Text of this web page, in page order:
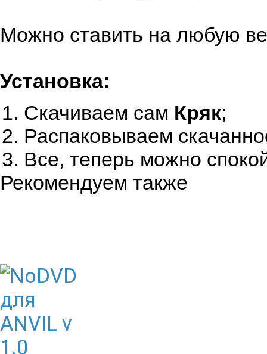
Можно ставить на любую
Установка:
Скачиваем сам Кряк;
Распаковываем
Все, теперь можно
Рекомендуем также